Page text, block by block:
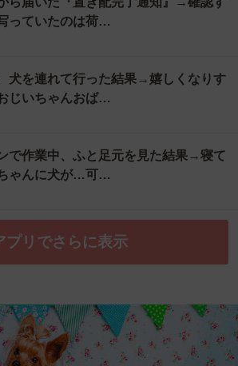
っていたのは荷…
犬を連れて行った結果→嬉しくなりす
じいちゃんおば…
で作業中、ふと足元を見た結果→寝て
ゃんに犬が…可…
プリでさらに表示